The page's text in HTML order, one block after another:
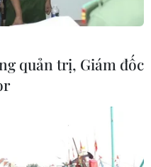
quản trị, Giám đốc